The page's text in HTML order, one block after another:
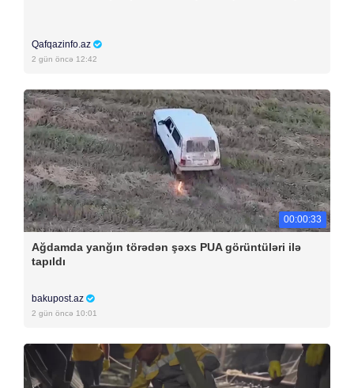
Qafqazinfo.az
2 gün öncə 12:42
00:00:33
Ağdamda yanğın törədən şəxs PUA görüntüləri ilə
tapıldı
bakupost.az
2 gün öncə 10:01